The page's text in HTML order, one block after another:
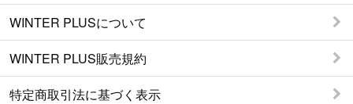
WINTER PLUSについて
WINTER PLUS販売規約
特定商取引法に基づく表示